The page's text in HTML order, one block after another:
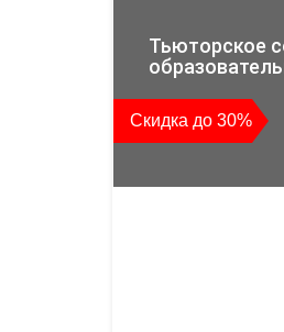
и
Тьюторское
Скидка до 30%